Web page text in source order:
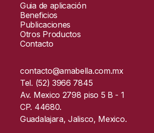
Guia de aplicación
Beneficios
Publicaciones
Otros Productos
Contacto
contacto@amabella.com.mx
Tel. (52) 3966 7845
Av. Mexico 2798 piso 5 B - 1
CP. 44680.
Guadalajara, Jalisco, Mexico.